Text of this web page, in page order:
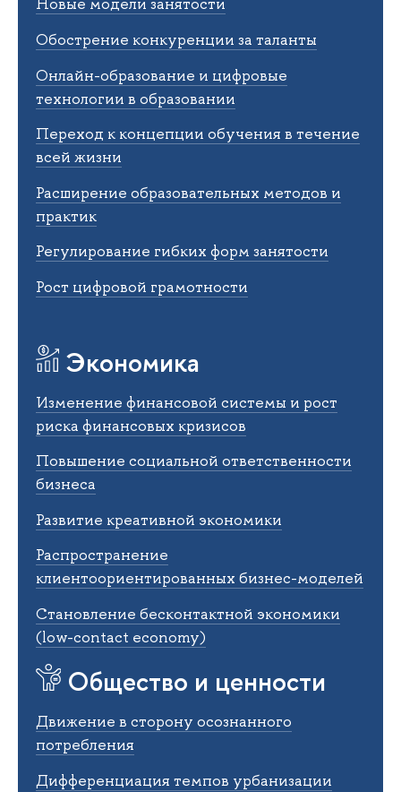
Обострение конкуренции за таланты
Онлайн-образование и цифровые
технологии в образовании
Переход к концепции обучения в течение
всей жизни
Расширение образовательных методов и
практик
Регулирование гибких форм занятости
Рост цифровой грамотности
Экономика
Изменение финансовой системы и рост
риска финансовых кризисов
Повышение социальной ответственности
бизнеса
Развитие креативной экономики
Распространение
клиентоориентированных бизнес-моделей
Становление бесконтактной экономики
(low-contact economy)
Общество и ценности
Движение в сторону осознанного
потребления
Дифференциация темпов урбанизации